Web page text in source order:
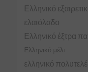
Ελληνικό
ελαιόλαδο
Ελληνικό έξτρα
Ελληνικό μέλι
ελληνικό